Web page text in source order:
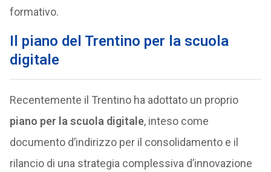
formativo.
Il piano del Trentino per la scuola
digitale
Recentemente il Trentino ha adottato un proprio
piano per la scuola digitale, inteso come
documento d’indirizzo per il consolidamento e il
rilancio di una strategia complessiva d’innovazione